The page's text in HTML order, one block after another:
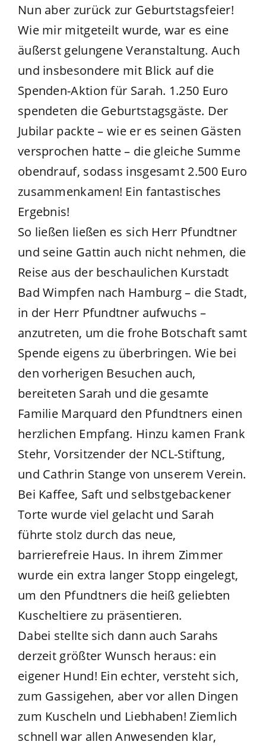
Nun aber zurück zur Geburtstagsfeier!
Wie mir mitgeteilt wurde, war es eine
äußerst gelungene Veranstaltung. Auch
und insbesondere mit Blick auf die
Spenden-Aktion für Sarah. 1.250 Euro
spendeten die Geburtstagsgäste. Der
Jubilar packte – wie er es seinen Gästen
versprochen hatte – die gleiche Summe
obendrauf, sodass insgesamt 2.500 Euro
zusammenkamen! Ein fantastisches
Ergebnis!
So ließen ließen es sich Herr Pfundtner
und seine Gattin auch nicht nehmen, die
Reise aus der beschaulichen Kurstadt
Bad Wimpfen nach Hamburg – die Stadt,
in der Herr Pfundtner aufwuchs –
anzutreten, um die frohe Botschaft samt
Spende eigens zu überbringen. Wie bei
den vorherigen Besuchen auch,
bereiteten Sarah und die gesamte
Familie Marquard den Pfundtners einen
herzlichen Empfang. Hinzu kamen Frank
Stehr, Vorsitzender der NCL-Stiftung,
und Cathrin Stange von unserem Verein.
Bei Kaffee, Saft und selbstgebackener
Torte wurde viel gelacht und Sarah
führte stolz durch das neue,
barrierefreie Haus. In ihrem Zimmer
wurde ein extra langer Stopp eingelegt,
um den Pfundtners die heiß geliebten
Kuscheltiere zu präsentieren.
Dabei stellte sich dann auch Sarahs
derzeit größter Wunsch heraus: ein
eigener Hund! Ein echter, versteht sich,
zum Gassigehen, aber vor allen Dingen
zum Kuscheln und Liebhaben! Ziemlich
schnell war allen Anwesenden klar,